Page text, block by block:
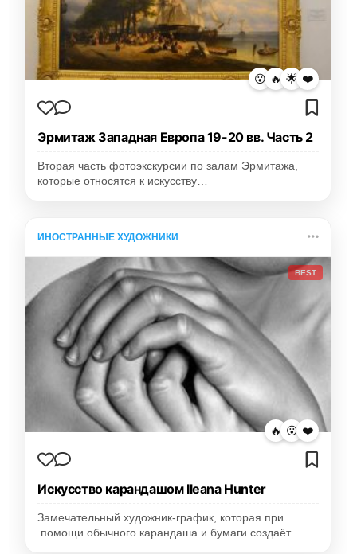
😮 🔥 🌟 ❤️
Эрмитаж Западная Европа 19-20 вв. Часть 2
Вторая часть фотоэкскурсии по залам Эрмитажа,
которые относятся к искусству…
ИНОСТРАННЫЕ ХУДОЖНИКИ
BEST
🔥 😮 ❤️
Искусство карандашом Ileana Hunter
Замечательный художник-график, которая при
помощи обычного карандаша и бумаги создаёт…